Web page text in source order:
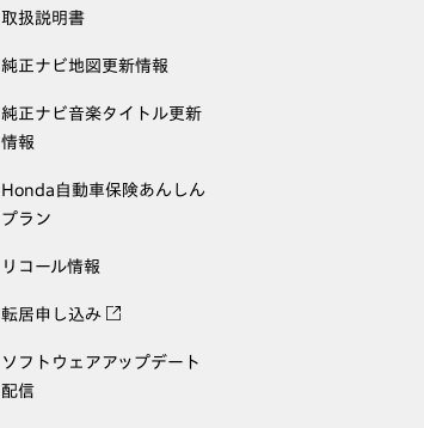
取扱説明書
純正ナビ地図更新情報
純正ナビ音楽タイトル更新
情報
Honda自動車保険あんしん
プラン
リコール情報
転居申し込み
ソフトウェアアップデート
配信